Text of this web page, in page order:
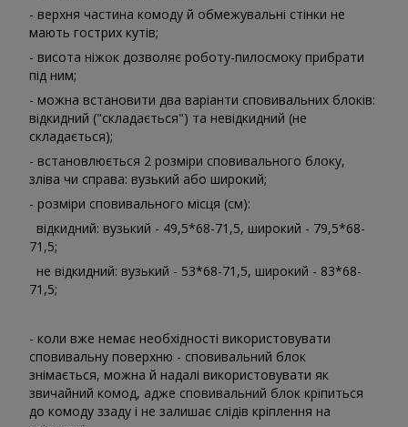
- верхня частина комоду й обмежувальні стінки не
мають гострих кутів;
- висота ніжок дозволяє роботу-пилосмоку прибрати
під ним;
- можна встановити два варіанти сповивальних блоків:
відкидний ("складається") та невідкидний (не
складається);
- встановлюється 2 розміри сповивального блоку,
зліва чи справа: вузький або широкий;
- розміри сповивального місця (см):
відкидний: вузький - 49,5*68-71,5, широкий - 79,5*68-
71,5;
не відкидний: вузький - 53*68-71,5, широкий - 83*68-
71,5;
- коли вже немає необхідності використовувати
сповивальну поверхню - сповивальний блок
знімається, можна й надалі використовувати як
звичайний комод, адже сповивальний блок кріпиться
до комоду ззаду і не залишає слідів кріплення на